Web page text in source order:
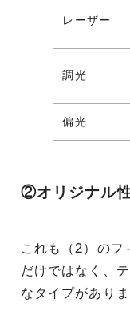
レーザー
調光
偏光
②オリジナル
これも（2）のフ
だけではなく、
なタイプがありま